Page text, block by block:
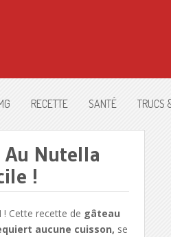
RECETTE SANTÉ TRUCS
Au Nutella
!
! Cette recette de gâteau
aucune cuisson, se